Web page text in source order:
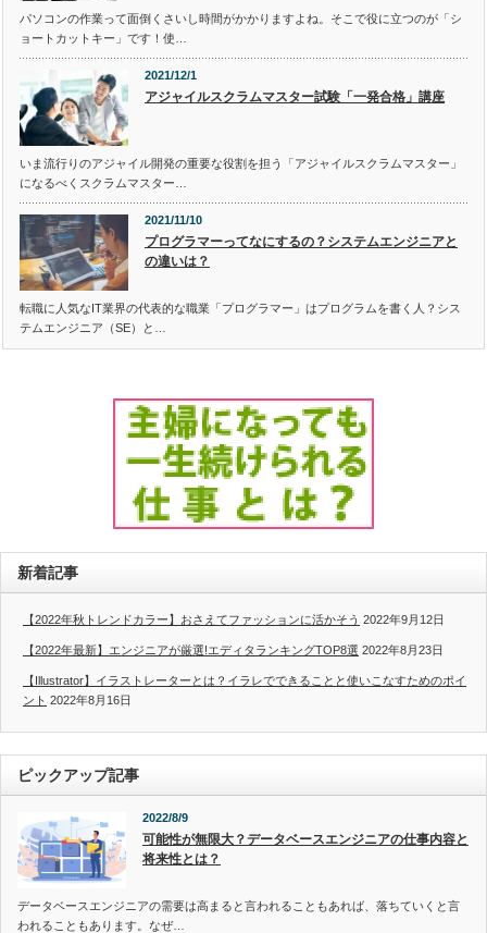
パソコンの作業って面倒くさいし時間がかかりますよね。そこで役に立つのが「シ
ョートカットキー」です！使…
2021/12/1
アジャイルスクラムマスター試験「一発合格」講座
いま流行りのアジャイル開発の重要な役割を担う「アジャイルスクラムマスター」
になるべくスクラムマスター…
2021/11/10
プログラマーってなにするの？システムエンジニアと
の違いは？
転職に人気なIT業界の代表的な職業「プログラマー」はプログラムを書く人？シス
テムエンジニア（SE）と…
新着記事
【2022年秋トレンドカラー】おさえてファッションに活かそう 2022年9月12日
【2022年最新】エンジニアが厳選!エディタランキングTOP8選 2022年8月23日
【Illustrator】イラストレーターとは？イラレでできることと使いこなすためのポイ
ント 2022年8月16日
ピックアップ記事
2022/8/9
可能性が無限大？データベースエンジニアの仕事内容と
将来性とは？
データベースエンジニアの需要は高まると言われることもあれば、落ちていくと言
われることもあります。なぜ…